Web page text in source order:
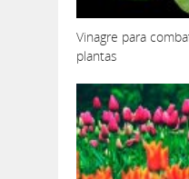
Vinagre para
plantas